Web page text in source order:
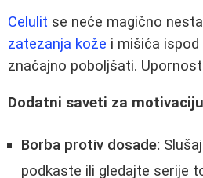
Celulit se neće magično
zatezanja kože i mišića ispod
značajno poboljšati.
Dodatni saveti za
Borba protiv dosade:
podkaste ili gledajte serije